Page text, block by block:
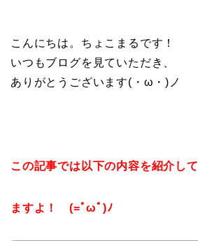
こんにちは。ちょこまるです！
いつもブログを見ていただき、
ありがとうございます(・ω・)ノ
この記事では以下の内容を紹介して
ますよ！ (=ﾟωﾟ)ﾉ